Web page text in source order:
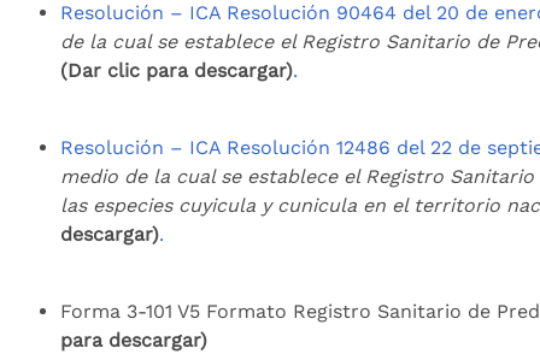
Resolución – ICA Resolución 90464 del 20 de
de la cual se establece el Registro Sanitario de
(Dar clic para descargar).
Resolución – ICA Resolución 12486 del 22 de
medio de la cual se establece el Registro
las especies cuyicula y cunicula en el territorio
descargar).
Forma 3-101 V5 Formato Registro Sanitario de
para descargar)